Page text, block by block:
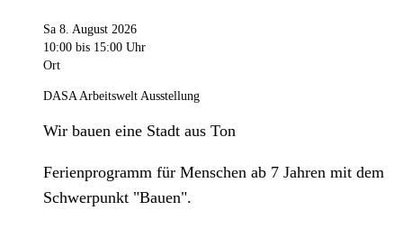
Sa 8. August 2026
10:00 bis 15:00 Uhr
Ort
DASA Arbeitswelt Ausstellung
Wir bauen eine Stadt aus Ton
Ferienprogramm für Menschen ab 7 Jahren mit dem
Schwerpunkt "Bauen".